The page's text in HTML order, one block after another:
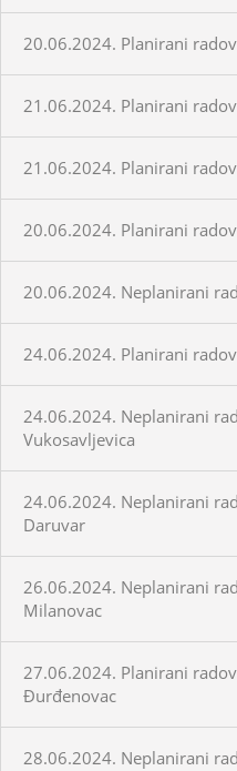
20.06.2024. Planirani
21.06.2024. Planirani
21.06.2024. Planirani
20.06.2024. Planirani
20.06.2024. Neplanirani
24.06.2024. Planirani
24.06.2024. Neplanirani
Vukosavljevica
24.06.2024. Neplanirani
Daruvar
26.06.2024. Neplanirani
Milanovac
27.06.2024. Planirani
Đurđenovac
28.06.2024. Neplanirani